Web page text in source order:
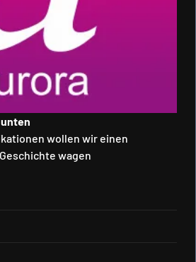
wollen wir einen
wagen